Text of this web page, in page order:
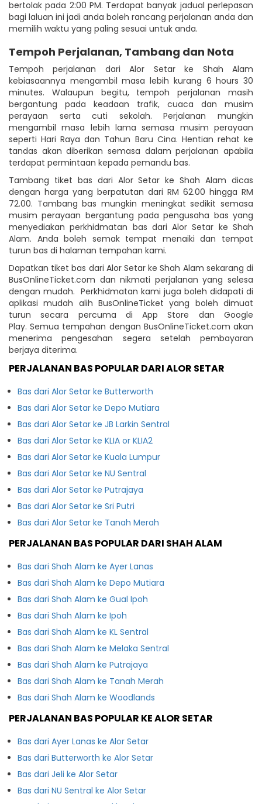
bertolak pada 2:00 PM. Terdapat banyak jadual perlepasan
bagi laluan ini jadi anda boleh rancang perjalanan anda dan
memilih waktu yang paling sesuai untuk anda.
Tempoh Perjalanan, Tambang dan Nota
Tempoh perjalanan dari Alor Setar ke Shah Alam
kebiasaannya mengambil masa lebih kurang 6 hours 30
minutes. Walaupun begitu, tempoh perjalanan masih
bergantung pada keadaan trafik, cuaca dan musim
perayaan serta cuti sekolah. Perjalanan mungkin
mengambil masa lebih lama semasa musim perayaan
seperti Hari Raya dan Tahun Baru Cina. Hentian rehat ke
tandas akan diberikan semasa dalam perjalanan apabila
terdapat permintaan kepada pemandu bas.
Tambang tiket bas dari Alor Setar ke Shah Alam dicas
dengan harga yang berpatutan dari RM 62.00 hingga RM
72.00. Tambang bas mungkin meningkat sedikit semasa
musim perayaan bergantung pada pengusaha bas yang
menyediakan perkhidmatan bas dari Alor Setar ke Shah
Alam. Anda boleh semak tempat menaiki dan tempat
turun bas di halaman tempahan kami.
Dapatkan tiket bas dari Alor Setar ke Shah Alam sekarang di
BusOnlineTicket.com dan nikmati perjalanan yang selesa
dengan mudah. Perkhidmatan kami juga boleh didapati di
aplikasi mudah alih BusOnlineTicket yang boleh dimuat
turun secara percuma di App Store dan Google
Play. Semua tempahan dengan BusOnlineTicket.com akan
menerima pengesahan segera setelah pembayaran
berjaya diterima.
PERJALANAN BAS POPULAR DARI ALOR SETAR
Bas dari Alor Setar ke Butterworth
Bas dari Alor Setar ke Depo Mutiara
Bas dari Alor Setar ke JB Larkin Sentral
Bas dari Alor Setar ke KLIA or KLIA2
Bas dari Alor Setar ke Kuala Lumpur
Bas dari Alor Setar ke NU Sentral
Bas dari Alor Setar ke Putrajaya
Bas dari Alor Setar ke Sri Putri
Bas dari Alor Setar ke Tanah Merah
PERJALANAN BAS POPULAR DARI SHAH ALAM
Bas dari Shah Alam ke Ayer Lanas
Bas dari Shah Alam ke Depo Mutiara
Bas dari Shah Alam ke Gual Ipoh
Bas dari Shah Alam ke Ipoh
Bas dari Shah Alam ke KL Sentral
Bas dari Shah Alam ke Melaka Sentral
Bas dari Shah Alam ke Putrajaya
Bas dari Shah Alam ke Tanah Merah
Bas dari Shah Alam ke Woodlands
PERJALANAN BAS POPULAR KE ALOR SETAR
Bas dari Ayer Lanas ke Alor Setar
Bas dari Butterworth ke Alor Setar
Bas dari Jeli ke Alor Setar
Bas dari NU Sentral ke Alor Setar